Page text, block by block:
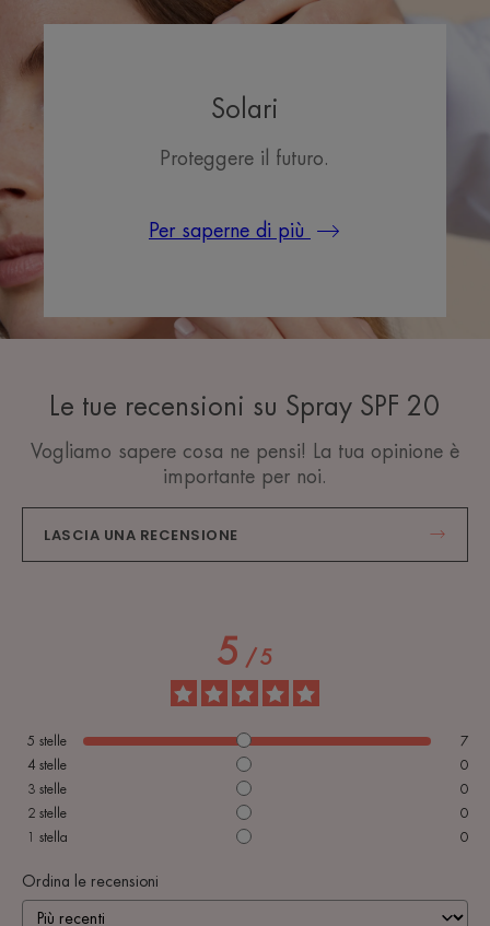
Solari
Proteggere il futuro.
Per saperne di più
Le tue recensioni su Spray SPF 20
Vogliamo sapere cosa ne pensi! La tua opinione è
importante per noi.
LASCIA UNA RECENSIONE
5/ 5
5 stelle
7
4 stelle
0
3 stelle
0
2 stelle
0
stella 0
Ordina le recensioni